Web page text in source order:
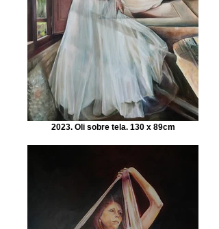
2023. Oli sobre tela. 130 x 89cm